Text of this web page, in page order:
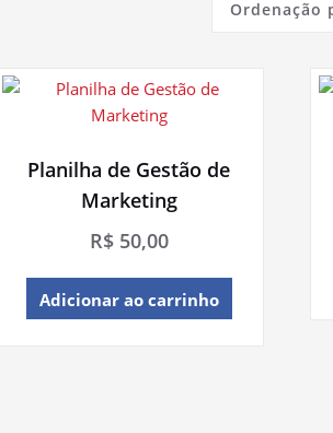
Planilha de Gestão de
Marketing
R$50,00
Adicionar ao carrinho